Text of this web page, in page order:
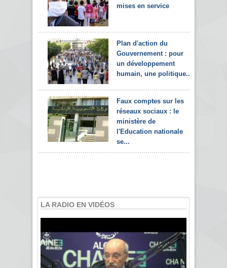
mises en service
Plan d'action du
Gouvernement : pour
un développement
humain, une politique...
Faux comptes sur les
réseaux sociaux : le
ministère de
l'Education nationale
se...
LA RADIO EN VIDÉOS